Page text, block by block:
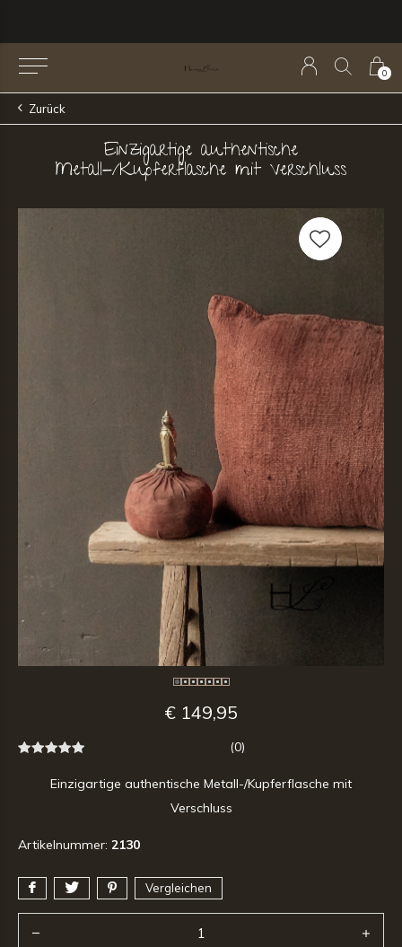
0
Zurück
Einzigartige authentische
Metall-/Kupferflasche mit Verschluss
€ 149,95
(0)
Einzigartige authentische Metall-/Kupferflasche mit
Verschluss
Artikelnummer: 2130
Vergleichen